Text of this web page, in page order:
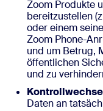
Zoom Produkte
bereitzustellen
oder einem
Zoom Phone-
und um Betrug,
öffentlichen
und zu
Daten an